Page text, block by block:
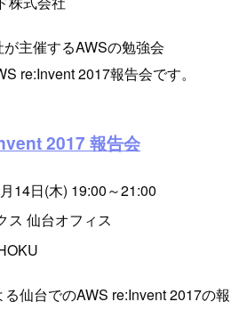
主催するAWSの勉強会
re:Invent 2017報告会です。
2017 報告会
14日(木) 19:00～21:00
ス 仙台オフィス
仙台でのAWS re:Invent 2017の報